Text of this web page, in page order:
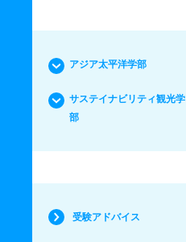
アジア太平洋学部
サステイナビリティ観光学
部
受験アドバイス